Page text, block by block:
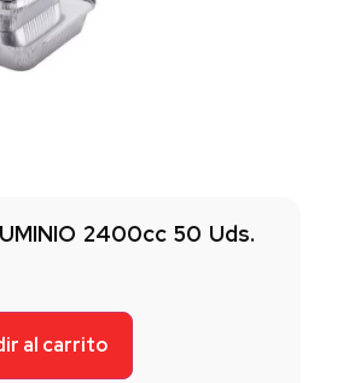
2400cc 50 Uds.
al carrito